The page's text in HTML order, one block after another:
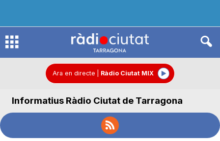
R
d
Ara en directe Ràdio Ciutat MIX
Informatius Ràdio Ciutat de Tarragona